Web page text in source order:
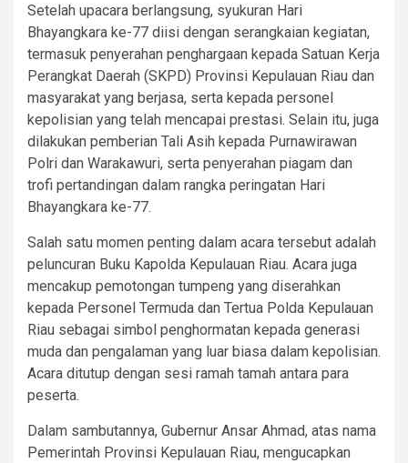
Setelah upacara berlangsung, syukuran Hari
Bhayangkara ke-77 diisi dengan serangkaian kegiatan,
termasuk penyerahan penghargaan kepada Satuan Kerja
Perangkat Daerah (SKPD) Provinsi Kepulauan Riau dan
masyarakat yang berjasa, serta kepada personel
kepolisian yang telah mencapai prestasi. Selain itu, juga
dilakukan pemberian Tali Asih kepada Purnawirawan
Polri dan Warakawuri, serta penyerahan piagam dan
trofi pertandingan dalam rangka peringatan Hari
Bhayangkara ke-77.
Salah satu momen penting dalam acara tersebut adalah
peluncuran Buku Kapolda Kepulauan Riau. Acara juga
mencakup pemotongan tumpeng yang diserahkan
kepada Personel Termuda dan Tertua Polda Kepulauan
Riau sebagai simbol penghormatan kepada generasi
muda dan pengalaman yang luar biasa dalam kepolisian.
Acara ditutup dengan sesi ramah tamah antara para
peserta.
Dalam sambutannya, Gubernur Ansar Ahmad, atas nama
Pemerintah Provinsi Kepulauan Riau, mengucapkan